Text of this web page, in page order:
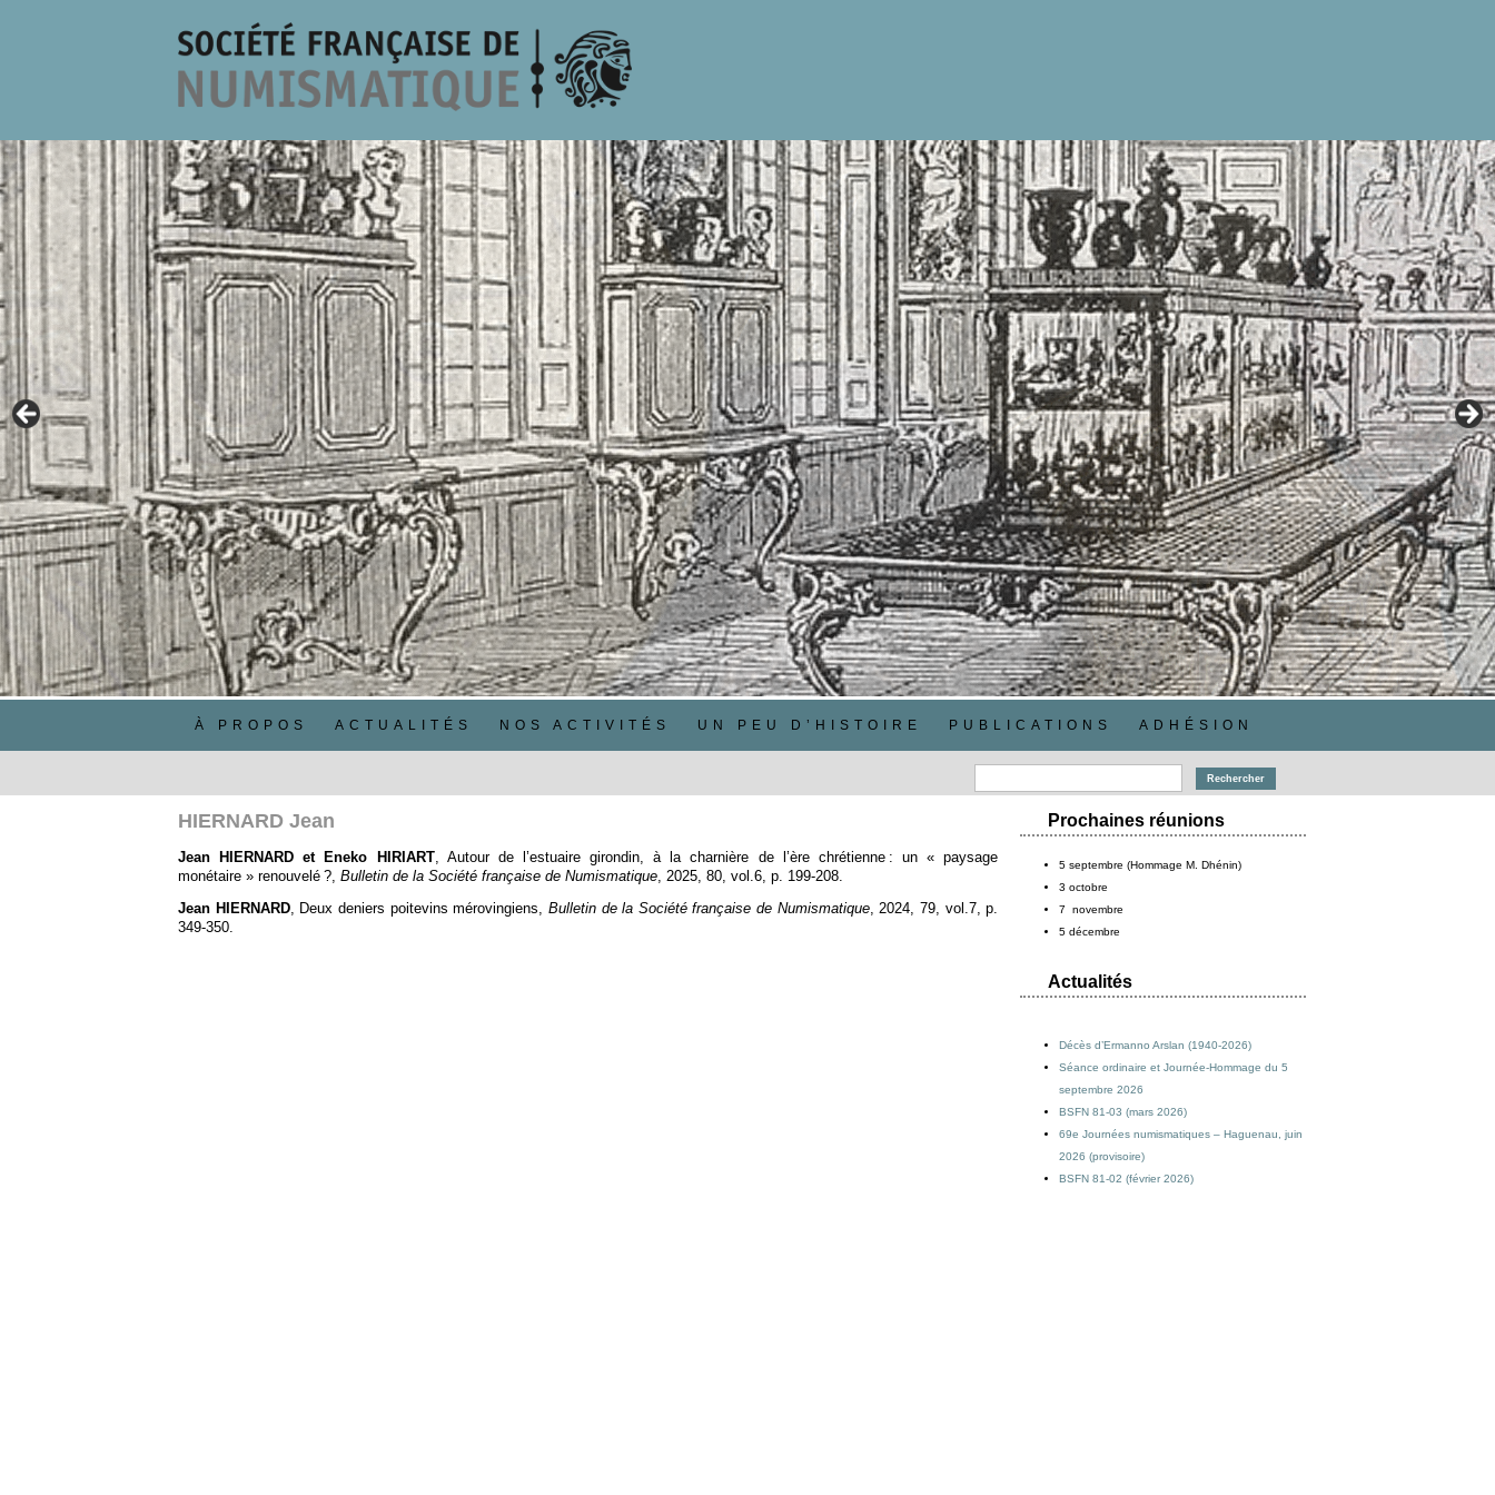
À PROPOS ACTUALITÉS NOS ACTIVITÉS UN PEU D’HISTOIRE PUBLICATIONS ADHÉSION
HIERNARD Jean
Jean HIERNARD et Eneko HIRIART, Autour de l’estuaire girondin, à la charnière de l’ère chrétienne : un « paysage
monétaire » renouvelé ?, Bulletin de la Société française de Numismatique, 2025, 80, vol.6, p. 199‑208.
Jean HIERNARD, Deux deniers poitevins mérovingiens, Bulletin de la Société française de Numismatique, 2024, 79, vol.7, p.
349‑350.
Prochaines réunions
5 septembre (Hommage M. Dhénin)
3 octobre
7 novembre
5 décembre
Actualités
Décès d’Ermanno Arslan (1940-2026)
Séance ordinaire et Journée-Hommage du 5
septembre 2026
BSFN 81-03 (mars 2026)
69e Journées numismatiques – Haguenau, juin
2026 (provisoire)
BSFN 81-02 (février 2026)